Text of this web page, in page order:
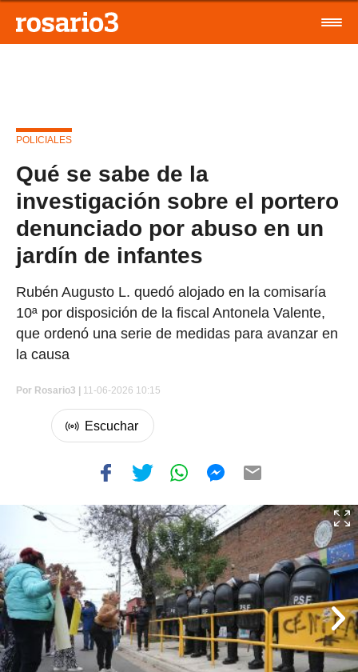
POLICIALES
Qué se sabe de la
investigación sobre el portero
denunciado por abuso en un
jardín de infantes
Rubén Augusto L. quedó alojado en la comisaría
10ª por disposición de la fiscal Antonela Valente,
que ordenó una serie de medidas para avanzar en
la causa
Por Rosario3 | 11-06-2026 10:15